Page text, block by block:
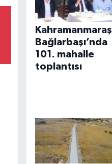
Kahramanmaraş
Bağlarbaşı’nda
101. mahalle
toplantısı